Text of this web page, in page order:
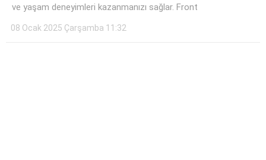
ve yaşam deneyimleri kazanmanızı sağlar. Front
08 Ocak 2025 Çarşamba 11:32